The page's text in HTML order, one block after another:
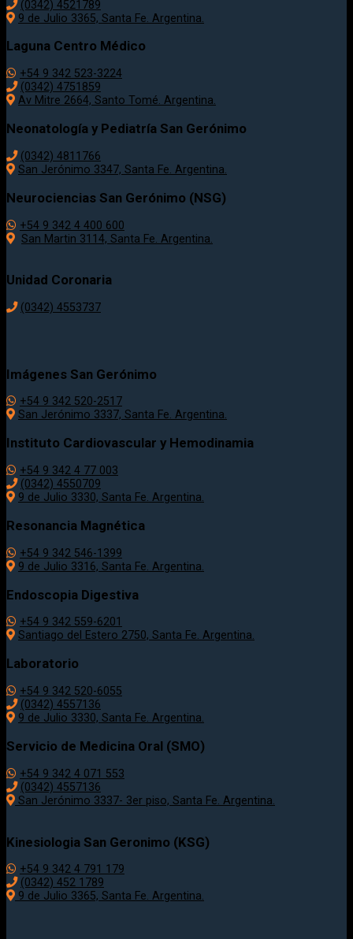
(0342) 4521789
9 de Julio 3365, Santa Fe. Argentina.
Laguna Centro Médico
+54 9 342 523-3224
(0342) 4751859
Av Mitre 2664, Santo Tomé. Argentina.
Neonatología y Pediatría San Gerónimo
(0342) 4811766
San Jerónimo 3347, Santa Fe. Argentina.
Neurociencias San Gerónimo (NSG)
+54 9 342 4 400 600
San Martin 3114, Santa Fe. Argentina.
Unidad Coronaria
(0342) 4553737
Imágenes San Gerónimo
+54 9 342 520-2517
San Jerónimo 3337, Santa Fe. Argentina.
Instituto Cardiovascular y Hemodinamia
+54 9 342 4 77 003
(0342) 4550709
9 de Julio 3330, Santa Fe. Argentina.
Resonancia Magnética
+54 9 342 546-1399
9 de Julio 3316, Santa Fe. Argentina.
Endoscopia Digestiva
+54 9 342 559-6201
Santiago del Estero 2750, Santa Fe. Argentina.
Laboratorio
+54 9 342 520-6055
(0342) 4557136
9 de Julio 3330, Santa Fe. Argentina.
Servicio de Medicina Oral (SMO)
+54 9 342 4 071 553
(0342) 4557136
San Jerónimo 3337- 3er piso, Santa Fe. Argentina.
Kinesiologia San Geronimo (KSG)
+54 9 342 4 791 179
(0342) 452 1789
9 de Julio 3365, Santa Fe. Argentina.